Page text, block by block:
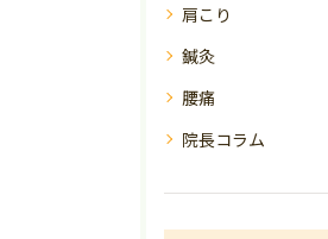
肩こり
鍼灸
腰痛
院長コラム